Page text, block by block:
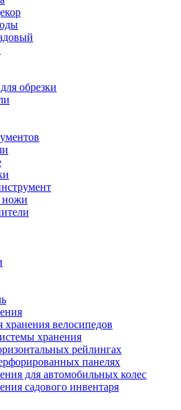
обрезки
ножи
хранения велосипедов
хранения
рейлингах
панелях
для автомобильных колес
садового инвентаря